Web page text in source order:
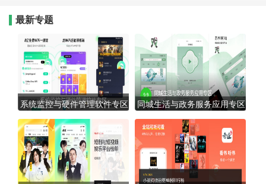
最新专题
系统监控与硬件管理软件专区 同城生活与政务服务应用专区